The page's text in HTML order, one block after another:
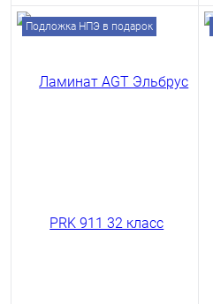
Подложка НПЭ в подарок